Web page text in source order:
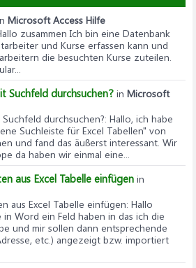
Microsoft Access Hilfe
zusammen Ich bin eine Datenbank
und Kurse erfassen kann und
die besuchten Kurse zuteilen.
Suchfeld durchsuchen? in Microsoft
durchsuchen?: Hallo, ich habe
Suchleiste für Excel Tabellen" von
und fand das äußerst interessant. Wir
da haben wir einmal eine...
aus Excel Tabelle einfügen in
aus Excel Tabelle einfügen: Hallo
Word ein Feld haben in das ich die
und mir sollen dann entsprechende
etc.) angezeigt bzw. importiert